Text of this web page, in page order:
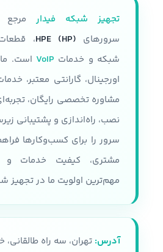
تجهیز شبکه فیدار
سرورهای HPE (HP)،
شبکه و خدمات VoIP است. ما
اورجینال، گارانتی معتبر،
مشاوره تخصصی رایگان،
نصب، راه‌اندازی و پشتیبانی
سرور را برای کسب‌وکارها
مشتری، کیفیت خدمات و
مهم‌ترین اولویت ما در تجهیز
آدرس: تهران، سه راه طالقانی،